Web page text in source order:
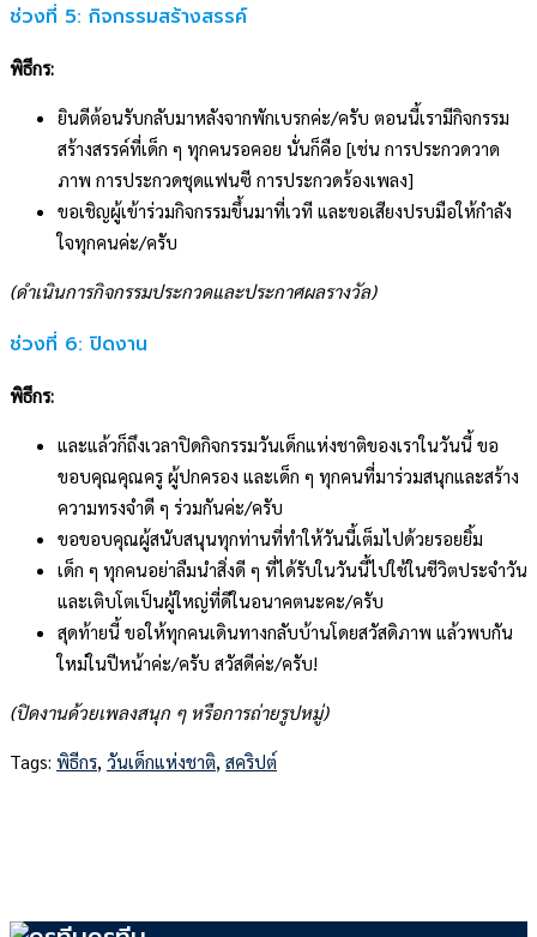
ช่วงที่ 5: กิจกรรมสร้างสรรค์
พิธีกร:
ยินดีต้อนรับกลับมาหลังจากพักเบรกค่ะ/ครับ ตอนนี้เรามีกิจกรรม
สร้างสรรค์ที่เด็ก ๆ ทุกคนรอคอย นั่นก็คือ [เช่น การประกวดวาด
ภาพ การประกวดชุดแฟนซี การประกวดร้องเพลง]
ขอเชิญผู้เข้าร่วมกิจกรรมขึ้นมาที่เวที และขอเสียงปรบมือให้กำลัง
ใจทุกคนค่ะ/ครับ
(ดำเนินการกิจกรรมประกวดและประกาศผลรางวัล)
ช่วงที่ 6: ปิดงาน
พิธีกร:
และแล้วก็ถึงเวลาปิดกิจกรรมวันเด็กแห่งชาติของเราในวันนี้ ขอ
ขอบคุณคุณครู ผู้ปกครอง และเด็ก ๆ ทุกคนที่มาร่วมสนุกและสร้าง
ความทรงจำดี ๆ ร่วมกันค่ะ/ครับ
ขอขอบคุณผู้สนับสนุนทุกท่านที่ทำให้วันนี้เต็มไปด้วยรอยยิ้ม
เด็ก ๆ ทุกคนอย่าลืมนำสิ่งดี ๆ ที่ได้รับในวันนี้ไปใช้ในชีวิตประจำวัน
และเติบโตเป็นผู้ใหญ่ที่ดีในอนาคตนะคะ/ครับ
สุดท้ายนี้ ขอให้ทุกคนเดินทางกลับบ้านโดยสวัสดิภาพ แล้วพบกัน
ใหม่ในปีหน้าค่ะ/ครับ สวัสดีค่ะ/ครับ!
(ปิดงานด้วยเพลงสนุก ๆ หรือการถ่ายรูปหมู่)
Tags: พิธีกร วันเด็กแห่งชาติ สคริปต์